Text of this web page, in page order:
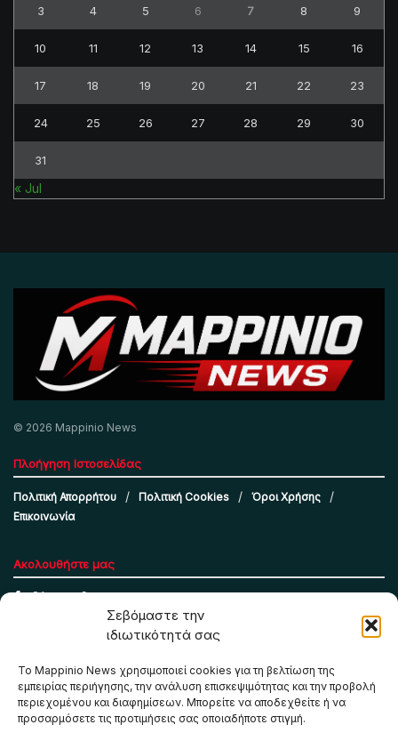
Σεβόμαστε την
ιδιωτικότητά σας
Το Mappinio News χρησιμοποιεί cookies για τη βελτίωση της
εμπειρίας περιήγησης, την ανάλυση επισκεψιμότητας και την προβολή
περιεχομένου και διαφημίσεων. Μπορείτε να αποδεχθείτε ή να
προσαρμόσετε τις προτιμήσεις σας οποιαδήποτε στιγμή.
3 4 5 6 7 8 9
10 11 12 13 14 15 16
17 18 19 20 21 22 23
24 25 26 27 28 29 30
31
« Jul
© 2026 Mappinio News
Πλοήγηση Ιστοσελίδας
Πολιτική Απορρήτου Πολιτική Cookies
Όροι Χρήσης
Επικοινωνία
Ακολουθήστε μας